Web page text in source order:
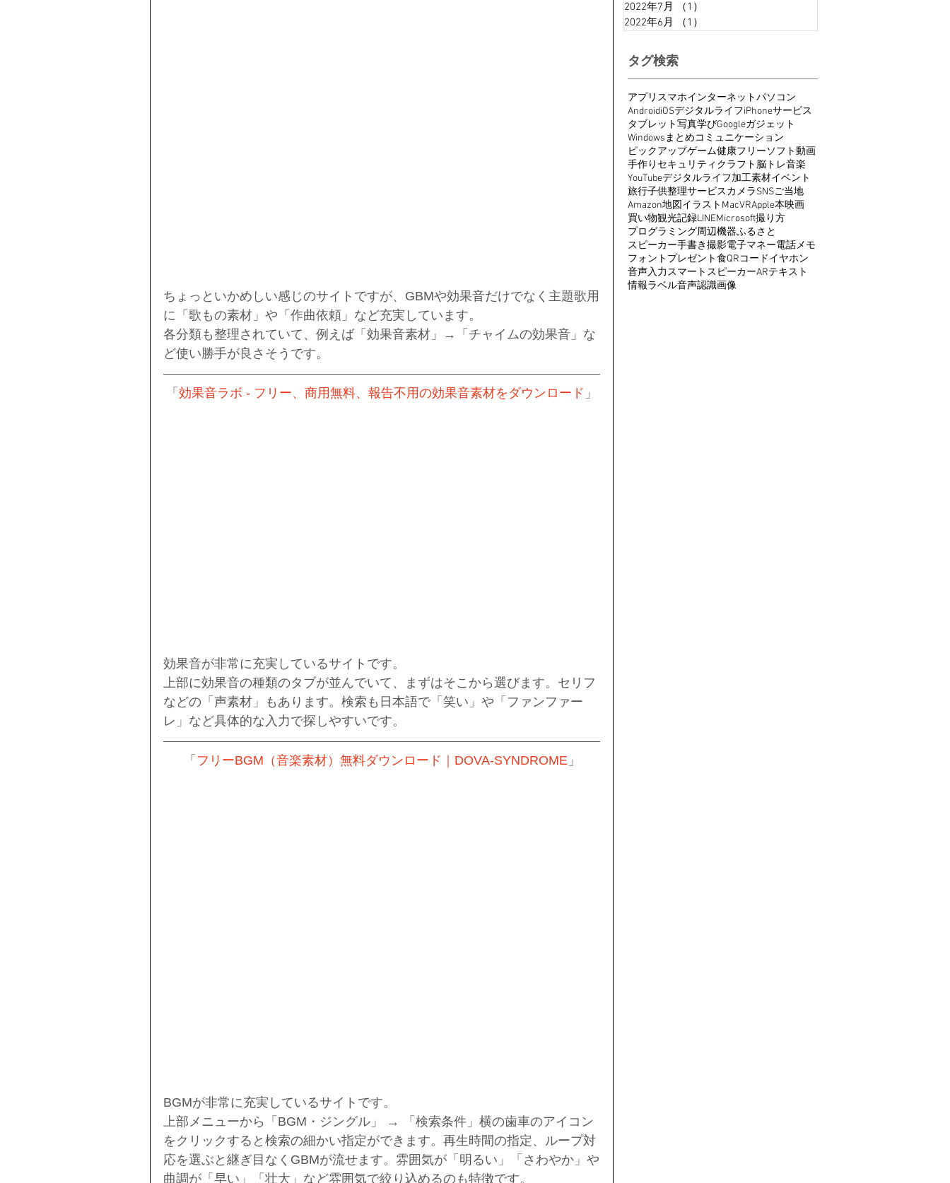
ちょっといかめしい感じのサイトですが、GBMや効果音だけでなく主題歌用
に「歌もの素材」や「作曲依頼」など充実しています。
各分類も整理されていて、例えば「効果音素材」→「チャイムの効果音」な
ど使い勝手が良さそうです。
「 効果音ラボ - フリー、商用無料、報告不用の効果音素材をダウンロード 」
効果音が非常に充実しているサイトです。
上部に効果音の種類のタブが並んでいて、まずはそこから選びます。セリフ
などの「声素材」もあります。検索も日本語で「笑い」や「ファンファー
レ」など具体的な入力で探しやすいです。
「 フリーBGM（音楽素材）無料ダウンロード｜DOVA-SYNDROME 」
BGMが非常に充実しているサイトです。
上部メニューから「BGM・ジングル」 → 「検索条件」横の歯車のアイコン
をクリックすると検索の細かい指定ができます。再生時間の指定、ループ対
応を選ぶと継ぎ目なくGBMが流せます。雰囲気が「明るい」「さわやか」や
曲調が「早い」「壮大」など雰囲気で絞り込めるのも特徴です。
2022年7月
（1）
2022年6月
（1）
タグ検索
アプリ スマホインターネットパソコン
AndroidiOSデジタルライフiPhoneサービス
タブレット写真学びGoogleガジェット
Windowsまとめコミュニケーション
ピックアップゲーム健康フリーソフト動画
手作り セキュリティ クラフト脳トレ音楽
YouTubeデジタルライフ加工素材イベント
旅行子供整理サービスカメラSNSご当地
Amazon地図イラスト MacVRApple本映画
買い物観光記録LINEMicrosoft撮り方
プログラミング周辺機器ふるさと
スピーカー手書き撮影電子マネー電話メモ
フォント プレゼント食QRコードイヤホン
音声入力スマートスピーカーARテキスト
情報ラベル音声認識画像